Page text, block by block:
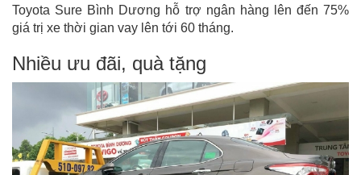
Toyota Sure Bình Dương hỗ trợ ngân hàng lên đến 75%
giá trị xe thời gian vay lên tới 60 tháng.
Nhiều ưu đãi, quà tặng